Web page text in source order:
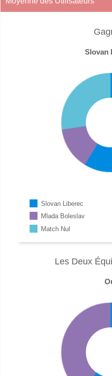
Slovan
Slovan Liberec
Mlada Boleslav
Match Nul
Les Deux